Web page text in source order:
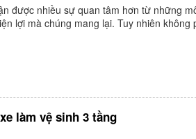
được nhiều sự quan tâm hơn từ những
lợi mà chúng mang lại. Tuy nhiên không
làm vệ sinh 3 tầng